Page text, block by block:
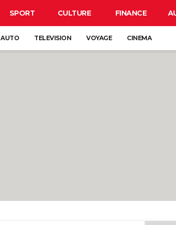
SPORT CULTURE FINANCE
AUTO TELEVISION VOYAGE CINEMA